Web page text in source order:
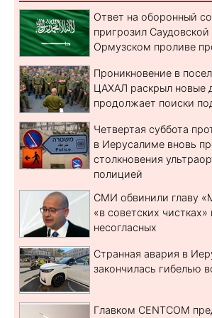
Ответ на оборонный
пригрозил
Ормузском проливе
Проникновение в
ЦАХАЛ раскрыл новые
продолжает поиски
Четвертая суббота
в Иерусалиме вновь
столкновения
полицией
СМИ обвинили главу
«в советских чистках»
несогласных
Странная авария в
закончилась гибелью
Главком CENTCOM